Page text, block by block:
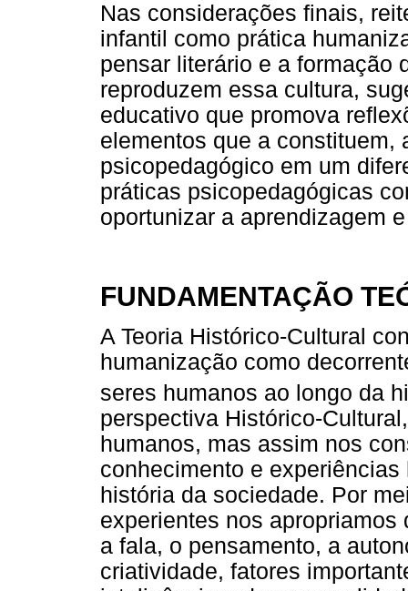
Nas considerações finais,
infantil como prática
pensar literário e a formação
reproduzem essa cultura,
educativo que promova
elementos que a constituem,
psicopedagógico em um
práticas psicopedagógicas
oportunizar a aprendizagem
FUNDAMENTAÇÃO
A Teoria Histórico-Cultural
humanização como
seres humanos ao longo da
perspectiva Histórico-
humanos, mas assim nos
conhecimento e
história da sociedade. Por
experientes nos
a fala, o pensamento, a
criatividade, fatores